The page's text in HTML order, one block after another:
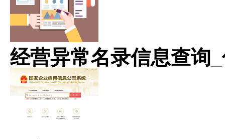
经营异常名录信息查询